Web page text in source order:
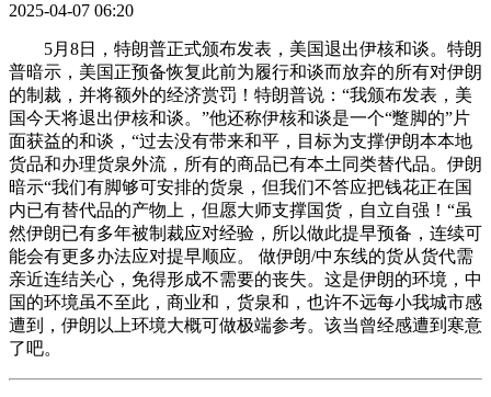
2025-04-07 06:20
5月8日，特朗普正式颁布发表，美国退出伊核和谈。特朗
普暗示，美国正预备恢复此前为履行和谈而放弃的所有对伊朗
的制裁，并将额外的经济赏罚！特朗普说：“我颁布发表，美
国今天将退出伊核和谈。”他还称伊核和谈是一个“蹩脚的”片
面获益的和谈，“过去没有带来和平，目标为支撑伊朗本本地
货品和办理货泉外流，所有的商品已有本土同类替代品。伊朗
暗示“我们有脚够可安排的货泉，但我们不答应把钱花正在国
内已有替代品的产物上，但愿大师支撑国货，自立自强！“虽
然伊朗已有多年被制裁应对经验，所以做此提早预备，连续可
能会有更多办法应对提早顺应。 做伊朗/中东线的货从货代需
亲近连结关心，免得形成不需要的丧失。这是伊朗的环境，中
国的环境虽不至此，商业和，货泉和，也许不远每小我城市感
遭到，伊朗以上环境大概可做极端参考。该当曾经感遭到寒意
了吧。